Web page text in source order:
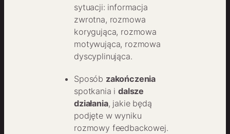
sytuacji: informacja
zwrotna, rozmowa
korygująca, rozmowa
motywująca, rozmowa
dyscyplinująca.
Sposób zakończenia
spotkania idalsze
działania, jakie będą
podjęte w wyniku
rozmowy feedbackowej.